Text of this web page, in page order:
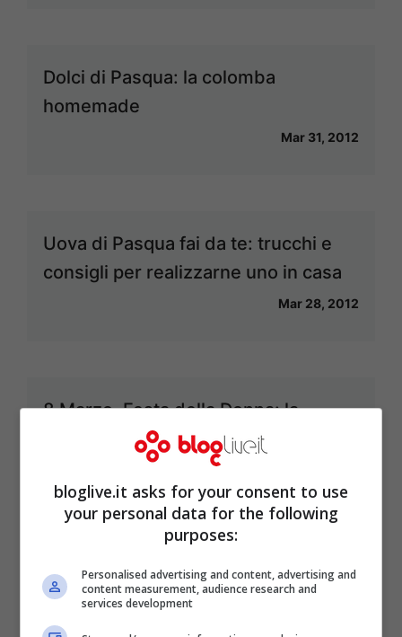
Dolci di Pasqua: la colomba
homemade
Mar 31, 2012
Uova di Pasqua fai da te: trucchi e
consigli per realizzarne uno in casa
Mar 28, 2012
8 Marzo, Festa della Donna: la
mimosa e un abbinamento
Baby Gaga: il gelato fatto con latte
materno
bloglive.it asks for your consent to use
your personal data for the following
purposes:
Personalised advertising and content, advertising and
content measurement, audience research and
services development